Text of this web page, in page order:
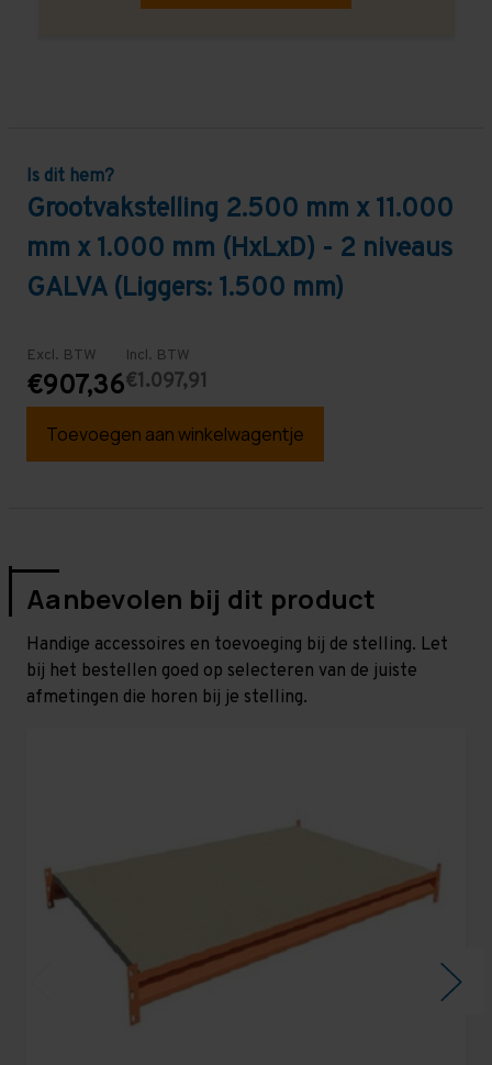
Is dit hem?
Grootvakstelling 2.500 mm x 11.000
mm x 1.000 mm (HxLxD) - 2 niveaus
GALVA (Liggers: 1.500 mm)
Excl. BTW
€907,36
Incl. BTW
€1.097,91
Toevoegen aan winkelwagentje
Aanbevolen bij dit product
Handige accessoires en toevoeging bij de stelling. Let
bij het bestellen goed op selecteren van de juiste
afmetingen die horen bij je stelling.